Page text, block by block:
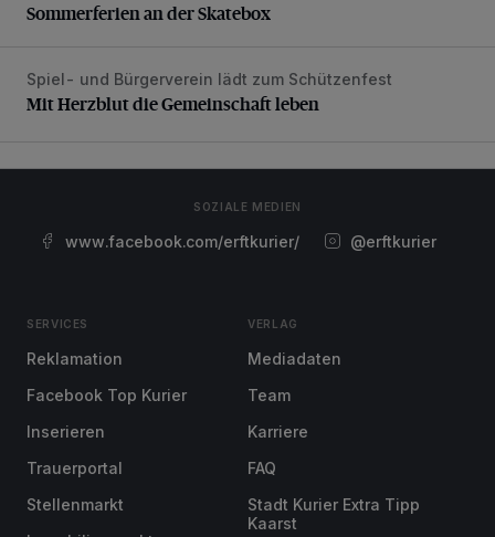
Sommerferien an der Skatebox
Mit Herzblut die Gemeinschaft leben
Spiel- und Bürgerverein lädt zum Schützenfest
Mit Herzblut die Gemeinschaft leben
SOZIALE MEDIEN
www.facebook.com/erftkurier/ @erftkurier
SERVICES
Reklamation
Facebook Top Kurier
Inserieren
Trauerportal
Stellenmarkt
VERLAG
Mediadaten
Team
Karriere
FAQ
Stadt Kurier Extra Tipp
Kaarst